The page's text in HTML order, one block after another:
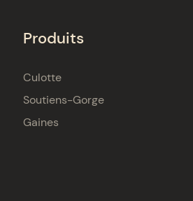
Produits
Culotte
Soutiens-Gorge
Gaines